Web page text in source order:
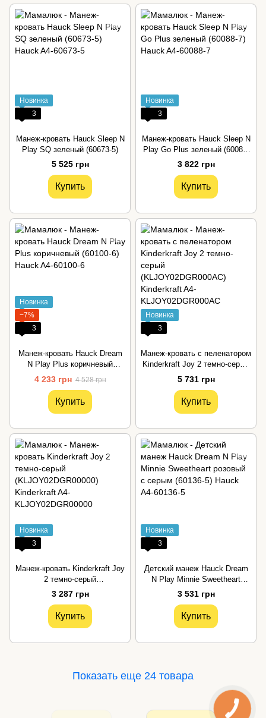
Новинка
3
Манеж-кровать Hauck Sleep N
Play SQ зеленый (60673-5)
5 525 грн
Купить
Новинка
3
Манеж-кровать Hauck Sleep N
Play Go Plus зеленый (60088-
7)
3 822 грн
Купить
Новинка
−7%
3
Манеж-кровать Hauck Dream
N Play Plus коричневый
(60100-6)
4 233 грн 4 528 грн
Купить
Новинка
3
Манеж-кровать с пеленатором
Kinderkraft Joy 2 темно-серый
(KLJOY02DGR000AC)
5 731 грн
Купить
Новинка
3
Манеж-кровать Kinderkraft Joy
2 темно-серый
(KLJOY02DGR00000)
3 287 грн
Купить
Новинка
3
Детский манеж Hauck Dream
N Play Minnie Sweetheart
розовый с серым (60136-5)
3 531 грн
Купить
Показать еще 24 товара